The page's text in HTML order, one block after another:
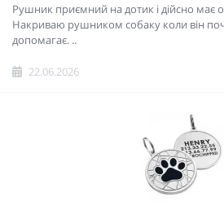
Рушник приємний на дотик і дійсно має
Накриваю рушником собаку коли він
допомагає. ..
22.06.2026